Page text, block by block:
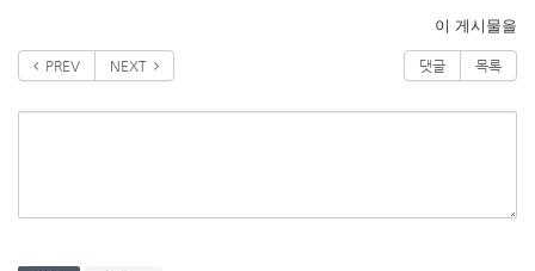
이 게시물을
PREV NEXT 댓글 목록